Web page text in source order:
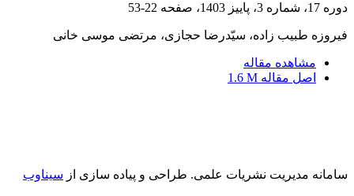
دوره 17، شماره 3، پاییز 1403، صفحه 22-53
فیروزه طبیب زاده، سیّدرضا حجازی، مرتضی موسی خانی
مشاهده مقاله
اصل مقاله 1.6 M
سامانه مدیریت نشریات علمی. طراحی و پیاده سازی از سیناوب